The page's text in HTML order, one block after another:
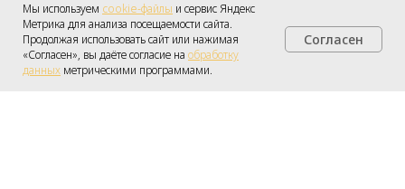
Мы используем cookie-файлы и сервис Яндекс
Метрика для анализа посещаемости сайта.
Продолжая использовать сайт или нажимая
«Согласен», вы даёте согласие на обработку
данных метрическими программами.
Согласен
Получить консультацию